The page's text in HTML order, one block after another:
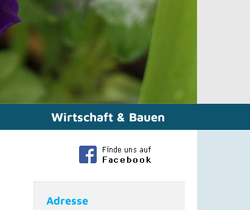
Wirtschaft & Bauen
Adresse